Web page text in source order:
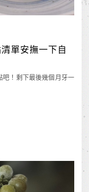
單安撫一下自
！剩下最後幾個月牙一